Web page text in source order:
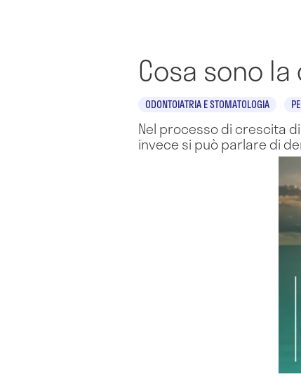
Cosa sono
ODONTOIATRIA E STOMATOLOGIA
Nel processo di crescita
invece si può parlare di